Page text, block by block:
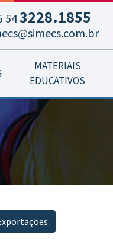
543228.1855
MATERIAIS
EDUCATIVOS